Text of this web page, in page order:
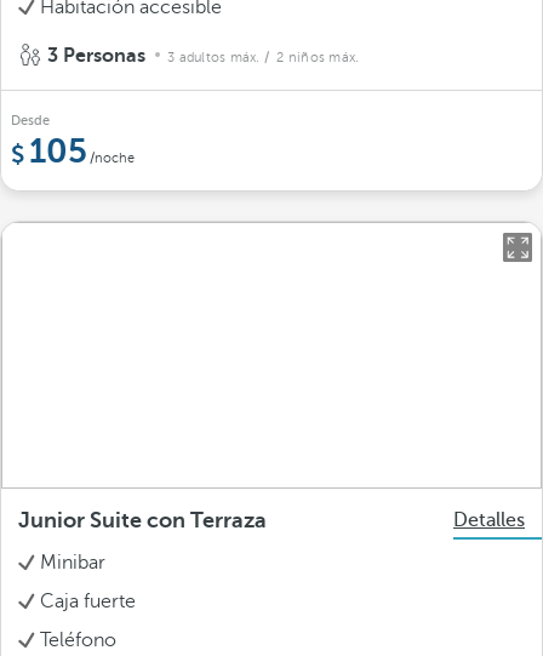
Habitación accesible
3 Personas 3 adultos máx. / 2 niños máx.
Desde
105 /noche
Junior Suite con Terraza
Detalles
Minibar
Caja fuerte
Teléfono